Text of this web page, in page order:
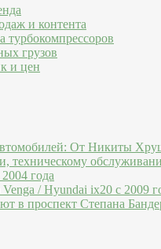
и контента
грузов
и цен
От Никиты
техническому
года
/ Hyundai ix20 c 2009
в проспект Степана